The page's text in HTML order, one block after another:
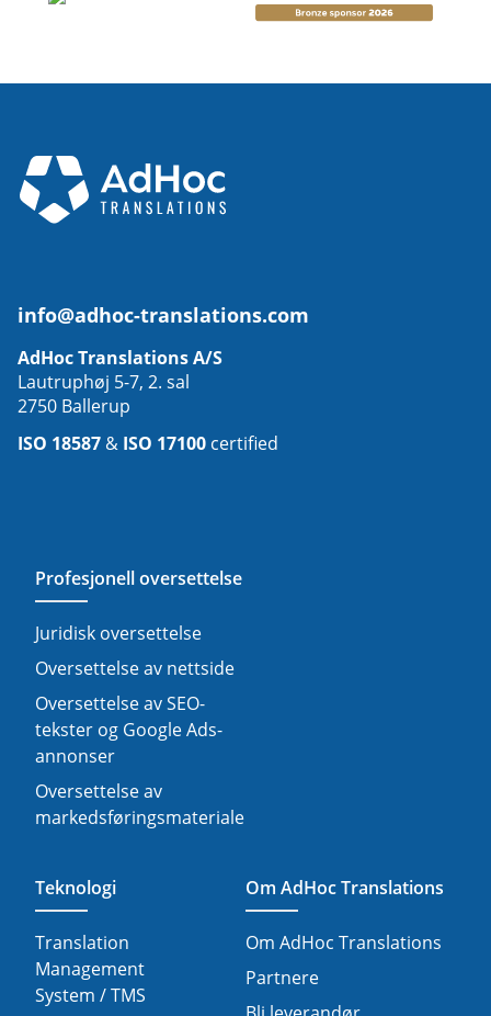
info@adhoc-translations.com
AdHoc Translations A/S
Lautruphøj 5-7, 2. sal
2750 Ballerup
ISO 18587 & ISO 17100 certified
Profesjonell oversettelse
Juridisk oversettelse
Oversettelse av nettside
Oversettelse av SEO-
tekster og Google Ads-
annonser
Oversettelse av
markedsføringsmateriale
Teknologi
Translation
Management
System / TMS
Om AdHoc Translations
Om AdHoc Translations
Partnere